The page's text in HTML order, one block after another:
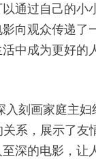
通过自己的小
向观众传递了
中成为更好的
入刻画家庭主
系，展示了友
深的电影，让